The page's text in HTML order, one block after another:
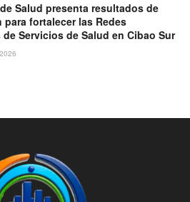
Salud presenta resultados de
para fortalecer las Redes
Servicios de Salud en Cibao Sur